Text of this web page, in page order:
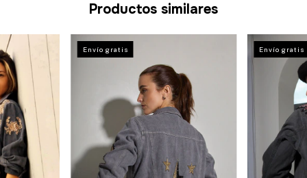
Productos similares
Envío gratis Envío gratis